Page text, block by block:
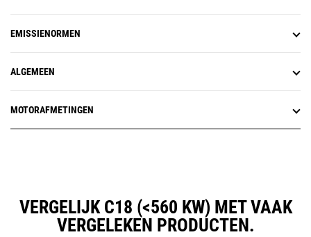
EMISSIENORMEN
ALGEMEEN
MOTORAFMETINGEN
VERGELIJK C18 (<560 KW) MET VAAK
VERGELEKEN PRODUCTEN.